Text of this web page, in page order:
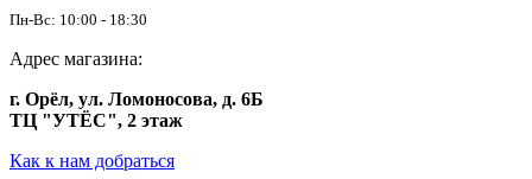
Пн-Вс: 10:00 - 18:30
Адрес магазина:
г. Орёл, ул. Ломоносова, д. 6Б
ТЦ "УТЁС", 2 этаж
Как к нам добраться